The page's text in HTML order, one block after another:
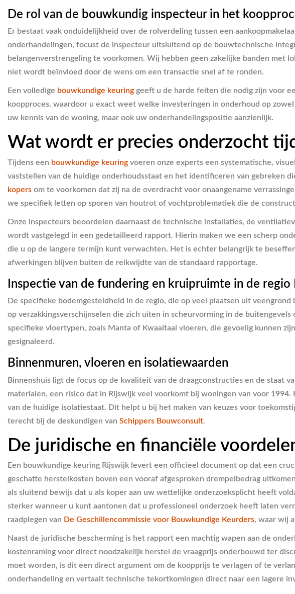
De rol van de bouwkundig inspecteur in het
Er bestaat vaak onduidelijkheid over de rolverdeling tussen een
onderhandelingen, focust de inspecteur uitsluitend op de bouwtechnische
belangenverstrengeling te voorkomen. Wij hebben geen zakelijke banden met
niet wordt beïnvloed door de wens om een transactie snel af te ronden.
Een volledige bouwkundige keuring geeft u de harde feiten die nodig zijn voor
koopproces, waardoor u exact weet welke investeringen in onderhoud op
uw kennis van de woning, maar ook uw onderhandelingspositie aanzienlijk.
Wat wordt er precies onderzocht
Tijdens een bouwkundige keuring voeren onze experts een systematische,
vaststellen van de huidige onderhoudsstaat en het identificeren van gebreken
kopers om te voorkomen dat zij na de overdracht voor onaangename
we specifiek letten op sporen van houtrot of vochtproblematiek die de
Onze inspecteurs beoordelen daarnaast de technische installaties, de
wordt vastgelegd in een gedetailleerd rapport. Hierin maken we een scherp
die u op de langere termijn kunt verwachten. Het is echter belangrijk te
afwerkingen blijven buiten de reikwijdte van de standaard rapportage.
Inspectie van de fundering en kruipruimte in de regio
De specifieke bodemgesteldheid in de regio, die op veel plaatsen uit veengrond
op verzakkingsverschijnselen die zich uiten in scheurvorming in de
specifieke vloertypen, zoals Manta of Kwaaitaal vloeren, die gevoelig kunnen
gesignaleerd.
Binnenmuren, vloeren en isolatiewaarden
Binnenshuis ligt de focus op de kwaliteit van de draagconstructies en de staat
materialen, een risico dat in Rijswijk veel voorkomt bij woningen van voor
van de huidige isolatiestaat. Dit helpt u bij het maken van keuzes voor
terecht bij de deskundigen van Schippers Bouwconsult.
De juridische en financiële
Een bouwkundige keuring Rijswijk levert een officieel document op dat een
geschatte herstelkosten boven een vooraf afgesproken drempelbedrag
als sluitend bewijs dat u als koper aan uw wettelijke onderzoeksplicht heeft
sterker wanneer u kunt aantonen dat u professioneel onderzoek heeft laten
raadplegen van De Geschillencommissie voor Bouwkundige Keurders, waar wij
Naast de juridische bescherming is het rapport een machtig wapen aan de
kostenraming voor direct noodzakelijk herstel de vraagprijs onderbouwd ter
moet worden, is dit een direct argument om de koopprijs te verlagen of te
onderhandeling en vertaalt technische tekortkomingen direct naar een lagere